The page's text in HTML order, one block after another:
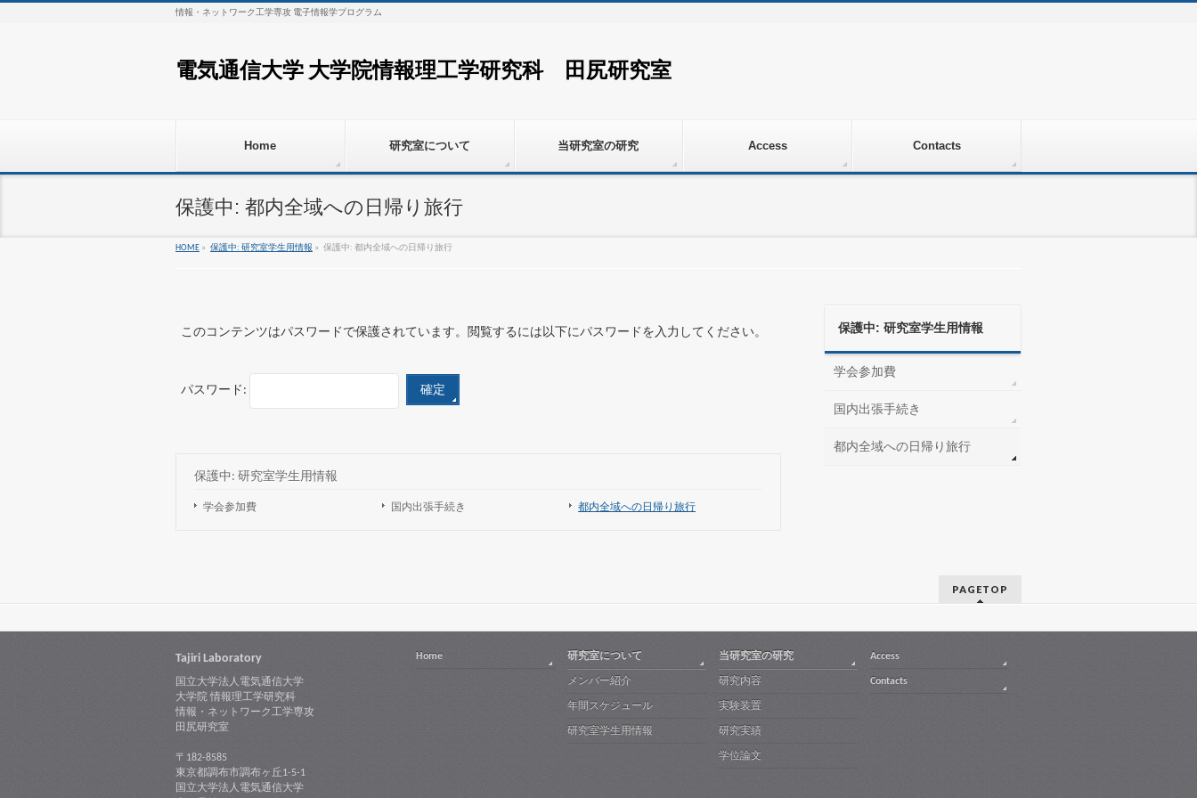
情報・ネットワーク工学専攻 電子情報学プログラム
電気通信大学 大学院情報理工学研究科 田尻研究室
Home 研究室について 当研究室の研究 Access Contacts
保護中: 都内全域への日帰り旅行
HOME » 保護中: 研究室学生用情報 » 保護中: 都内全域への日帰り旅行
このコンテンツはパスワードで保護されています。閲覧するには以下にパスワードを入力してください。
パスワード:
保護中: 研究室学生用情報
学会参加費 国内出張手続き 都内全域への日帰り旅行
保護中: 研究室学生用情報
学会参加費
国内出張手続き
都内全域への日帰り旅行
PAGETOP
Tajiri Laboratory
国立大学法人電気通信大学
大学院 情報理工学研究科
情報・ネットワーク工学専攻
田尻研究室
〒182-8585
東京都調布市調布ヶ丘1-5-1
国立大学法人電気通信大学
Home 研究室について
メンバー紹介
年間スケジュール
研究室学生用情報
当研究室の研究
研究内容
実験装置
研究実績
学位論文
Access
Contacts